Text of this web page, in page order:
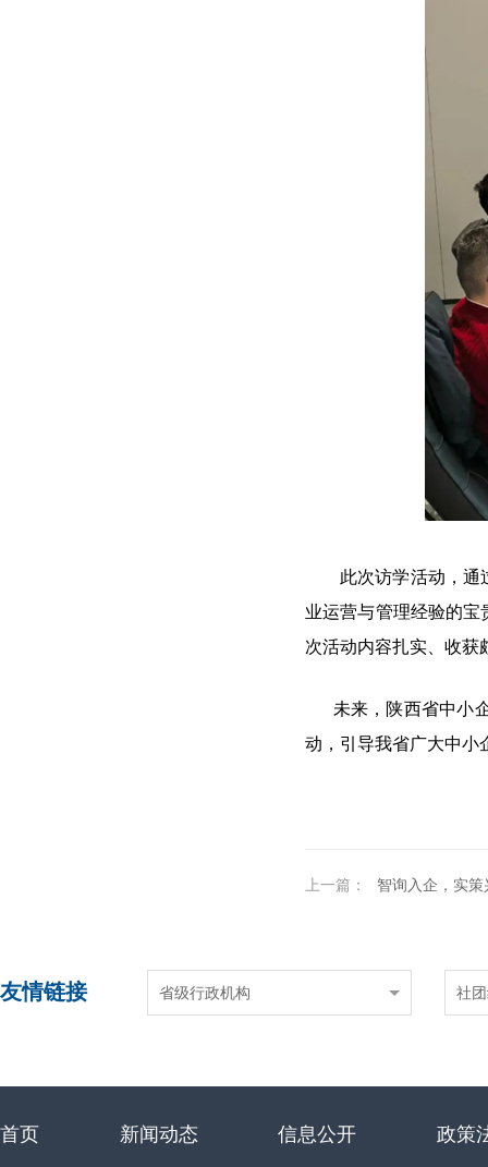
此次访学活动，通
业运营与管理经验的宝
次活动内容扎实、收获
未来，陕西省中小企
动，引导我省广大中小
上一篇： 智询入企，实策兴业——陕西省中小企业
友情链接 省级行政机构 社
首页 新闻动态 信息公开 政策